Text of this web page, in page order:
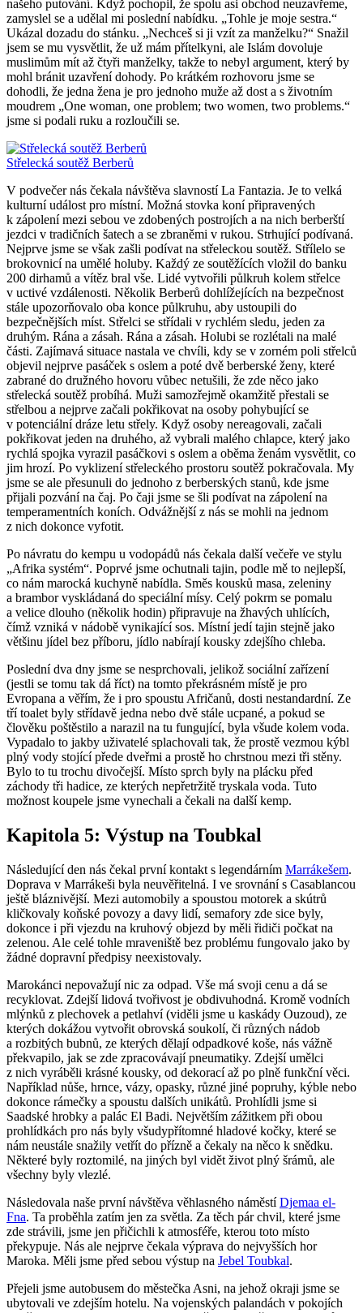
našeho putování. Když pochopil, že spolu asi obchod neuzavřeme,
zamyslel se a udělal mi poslední nabídku. „Tohle je moje sestra.“
Ukázal dozadu do stánku. „Nechceš si ji vzít za manželku?“ Snažil
jsem se mu vysvětlit, že už mám přítelkyni, ale Islám dovoluje
muslimům mít až čtyři manželky, takže to nebyl argument, který by
mohl bránit uzavření dohody. Po krátkém rozhovoru jsme se
dohodli, že jedna žena je pro jednoho muže až dost a s životním
moudrem „One woman, one problem; two women, two problems.“
jsme si podali ruku a rozloučili se.
Střelecká soutěž Berberů
V podvečer nás čekala návštěva slavností La Fantazia. Je to velká
kulturní událost pro místní. Možná stovka koní připravených
k zápolení mezi sebou ve zdobených postrojích a na nich berberští
jezdci v tradičních šatech a se zbraněmi v rukou. Strhující podívaná.
Nejprve jsme se však zašli podívat na střeleckou soutěž. Střílelo se
brokovnicí na umělé holuby. Každý ze soutěžících vložil do banku
200 dirhamů a vítěz bral vše. Lidé vytvořili půlkruh kolem střelce
v uctivé vzdálenosti. Několik Berberů dohlížejících na bezpečnost
stále upozorňovalo oba konce půlkruhu, aby ustoupili do
bezpečnějších míst. Střelci se střídali v rychlém sledu, jeden za
druhým. Rána a zásah. Rána a zásah. Holubi se rozlétali na malé
části. Zajímavá situace nastala ve chvíli, kdy se v zorném poli střelců
objevil nejprve pasáček s oslem a poté dvě berberské ženy, které
zabrané do družného hovoru vůbec netušili, že zde něco jako
střelecká soutěž probíhá. Muži samozřejmě okamžitě přestali se
střelbou a nejprve začali pokřikovat na osoby pohybující se
v potenciální dráze letu střely. Když osoby nereagovali, začali
pokřikovat jeden na druhého, až vybrali malého chlapce, který jako
rychlá spojka vyrazil pasáčkovi s oslem a oběma ženám vysvětlit, co
jim hrozí. Po vyklizení střeleckého prostoru soutěž pokračovala. My
jsme se ale přesunuli do jednoho z berberských stanů, kde jsme
přijali pozvání na čaj. Po čaji jsme se šli podívat na zápolení na
temperamentních koních. Odvážnější z nás se mohli na jednom
z nich dokonce vyfotit.
Po návratu do kempu u vodopádů nás čekala další večeře ve stylu
„Afrika systém“. Poprvé jsme ochutnali tajin, podle mě to nejlepší,
co nám marocká kuchyně nabídla. Směs kousků masa, zeleniny
a brambor vyskládaná do speciální mísy. Celý pokrm se pomalu
a velice dlouho (několik hodin) připravuje na žhavých uhlících,
čímž vzniká v nádobě vynikající sos. Místní jedí tajin stejně jako
většinu jídel bez příboru, jídlo nabírají kousky zdejšího chleba.
Poslední dva dny jsme se nesprchovali, jelikož sociální zařízení
(jestli se tomu tak dá říct) na tomto překrásném místě je pro
Evropana a věřím, že i pro spoustu Afričanů, dosti nestandardní. Ze
tří toalet byly střídavě jedna nebo dvě stále ucpané, a pokud se
člověku poštěstilo a narazil na tu fungující, byla všude kolem voda.
Vypadalo to jakby uživatelé splachovali tak, že prostě vezmou kýbl
plný vody stojící přede dveřmi a prostě ho chrstnou mezi tři stěny.
Bylo to tu trochu divočejší. Místo sprch byly na plácku před
záchody tři hadice, ze kterých nepřetržitě tryskala voda. Tuto
možnost koupele jsme vynechali a čekali na další kemp.
Kapitola 5: Výstup na Toubkal
Následující den nás čekal první kontakt s legendárním Marrákešem.
Doprava v Marrákeši byla neuvěřitelná. I ve srovnání s Casablancou
ještě bláznivější. Mezi automobily a spoustou motorek a skútrů
kličkovaly koňské povozy a davy lidí, semafory zde sice byly,
dokonce i při vjezdu na kruhový objezd by měli řidiči počkat na
zelenou. Ale celé tohle mraveniště bez problému fungovalo jako by
žádné dopravní předpisy neexistovaly.
Marokánci nepovažují nic za odpad. Vše má svoji cenu a dá se
recyklovat. Zdejší lidová tvořivost je obdivuhodná. Kromě vodních
mlýnků z plechovek a petlahví (viděli jsme u kaskády Ouzoud), ze
kterých dokážou vytvořit obrovská soukolí, či různých nádob
a rozbitých bubnů, ze kterých dělají odpadkové koše, nás vážně
překvapilo, jak se zde zpracovávají pneumatiky. Zdejší umělci
z nich vyráběli krásné kousky, od dekorací až po plně funkční věci.
Například nůše, hrnce, vázy, opasky, různé jiné popruhy, kýble nebo
dokonce rámečky a spoustu dalších unikátů. Prohlídli jsme si
Saadské hrobky a palác El Badi. Největším zážitkem při obou
prohlídkách pro nás byly všudypřítomné hladové kočky, které se
nám neustále snažily vetřít do přízně a čekaly na něco k snědku.
Některé byly roztomilé, na jiných byl vidět život plný šrámů, ale
všechny byly vlezlé.
Následovala naše první návštěva věhlasného náměstíDjemaa el-
Fna. Ta proběhla zatím jen za světla. Za těch pár chvil, které jsme
zde strávili, jsme jen přičichli k atmosféře, kterou toto místo
překypuje. Nás ale nejprve čekala výprava do nejvyšších hor
Maroka. Měli jsme před sebou výstup na Jebel Toubkal.
Přejeli jsme autobusem do městečka Asni, na jehož okraji jsme se
ubytovali ve zdejším hotelu. Na vojenských palandách v pokojích